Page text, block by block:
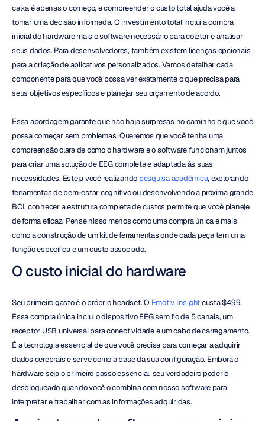
caixa é apenas o começo, e compreender o custo total ajuda você a
tomar uma decisão informada. O investimento total inclui a compra
inicial do hardware mais o software necessário para coletar e analisar
seus dados. Para desenvolvedores, também existem licenças opcionais
para a criação de aplicativos personalizados. Vamos detalhar cada
componente para que você possa ver exatamente o que precisa para
seus objetivos específicos e planejar seu orçamento de acordo.
Essa abordagem garante que não haja surpresas no caminho e que você
possa começar sem problemas. Queremos que você tenha uma
compreensão clara de como o hardware e o software funcionam juntos
para criar uma solução de EEG completa e adaptada às suas
necessidades. Esteja você realizando pesquisa acadêmica, explorando
ferramentas de bem-estar cognitivo ou desenvolvendo a próxima grande
BCI, conhecer a estrutura completa de custos permite que você planeje
de forma eficaz. Pense nisso menos como uma compra única e mais
como a construção de um kit de ferramentas onde cada peça tem uma
função específica e um custo associado.
O custo inicial do hardware
Seu primeiro gasto é o próprio headset. O Emotiv Insight custa $499.
Essa compra única inclui o dispositivo EEG sem fio de 5 canais, um
receptor USB universal para conectividade e um cabo de carregamento.
É a tecnologia essencial de que você precisa para começar a adquirir
dados cerebrais e serve como a base da sua configuração. Embora o
hardware seja o primeiro passo essencial, seu verdadeiro poder é
desbloqueado quando você o combina com nosso software para
interpretar e trabalhar com as informações adquiridas.